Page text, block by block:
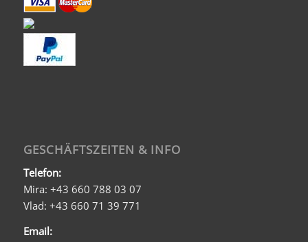
GESCHÄFTSZEITEN & INFO
Telefon:
Mira: +43 660 788 03 07
Vlad: +43 660 71 39 771
Email: